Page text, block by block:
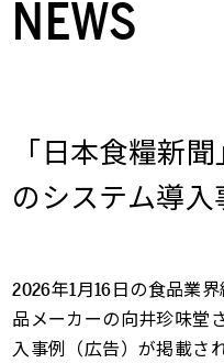
NEWS
「日本食糧新
のシステム導
2026年1月16日の食品業
品メーカーの向井珍味堂
入事例（広告）が掲載さ